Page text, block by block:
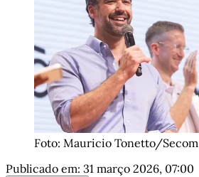
Foto: Mauricio Tonetto/Secom
Publicado em: 31 março 2026, 07:00